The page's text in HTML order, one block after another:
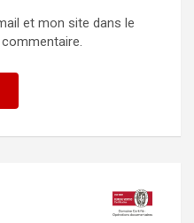
et mon site dans le